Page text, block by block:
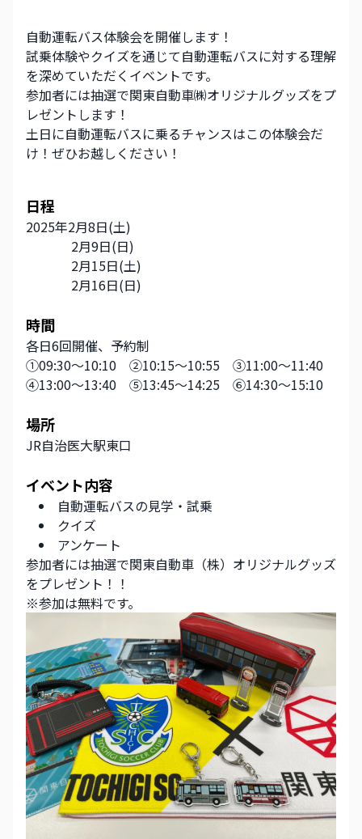
自動運転バス体験会を開催します！
試乗体験やクイズを通じて自動運転バスに対する理解
を深めていただくイベントです。
参加者には抽選で関東自動車㈱オリジナルグッズをプ
レゼントします！
土日に自動運転バスに乗るチャンスはこの体験会だ
け！ぜひお越しください！
日程
2025年2月8日(土)
              2月9日(日)
              2月15日(土)
              2月16日(日)
時間
各日6回開催、予約制
①09:30～10:10　②10:15～10:55　③11:00～11:40
④13:00～13:40　⑤13:45～14:25　⑥14:30～15:10
場所
JR自治医大駅東口
イベント内容
自動運転バスの見学・試乗
クイズ
アンケート
参加者には抽選で関東自動車（株）オリジナルグッズ
をプレゼント！！
※参加は無料です。